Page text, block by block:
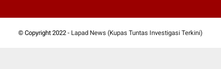
© Copyright 2022 - Lapad News (Kupas Tuntas Investigasi Terkini)